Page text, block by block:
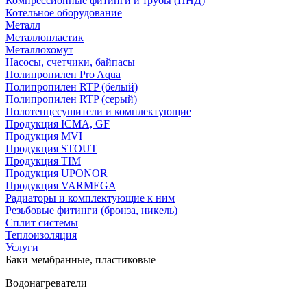
Котельное оборудование
Металл
Металлопластик
Металлохомут
Насосы, счетчики, байпасы
Полипропилен Pro Aqua
Полипропилен RTP (белый)
Полипропилен RTP (серый)
Полотенцесушители и комплектующие
Продукция ICMA, GF
Продукция MVI
Продукция STOUT
Продукция TIM
Продукция UPONOR
Продукция VARMEGA
Радиаторы и комплектующие к ним
Резьбовые фитинги (бронза, никель)
Сплит системы
Теплоизоляция
Услуги
Баки мембранные, пластиковые
Водонагреватели